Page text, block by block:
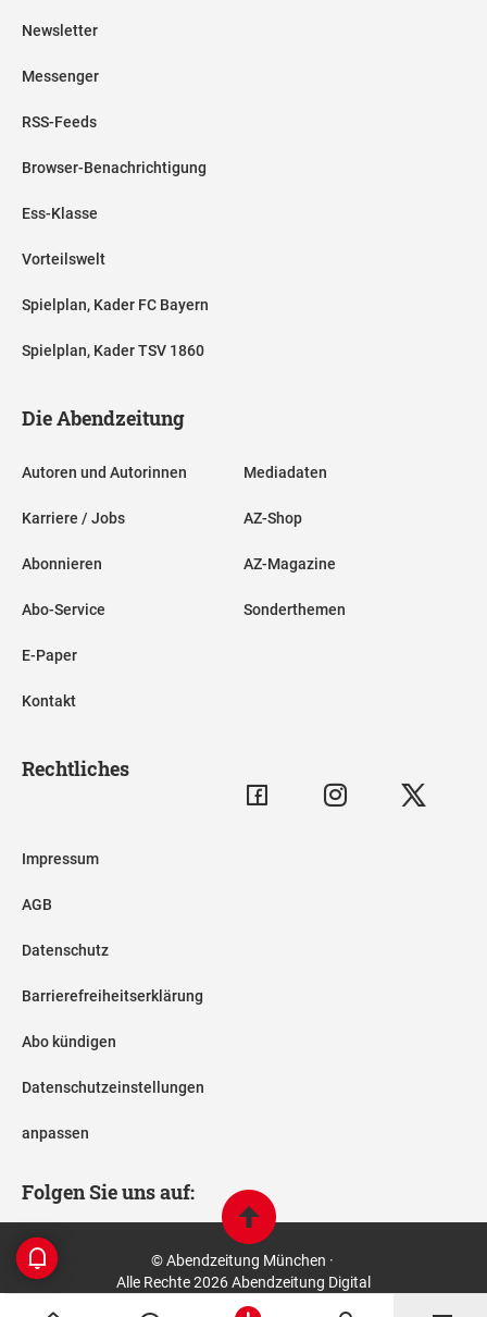
Newsletter
Messenger
RSS-Feeds
Browser-Benachrichtigung
Ess-Klasse
Vorteilswelt
Spielplan, Kader FC Bayern
Spielplan, Kader TSV 1860
Die Abendzeitung
Autoren und Autorinnen
Karriere / Jobs
Abonnieren
Abo-Service
E-Paper
Kontakt
Mediadaten
AZ-Shop
AZ-Magazine
Sonderthemen
Rechtliches
Impressum
AGB
Datenschutz
Barrierefreiheitserklärung
Abo kündigen
Datenschutzeinstellungen
anpassen
Folgen Sie uns auf:
© Abendzeitung München ·
Alle Rechte 2026 Abendzeitung Digital